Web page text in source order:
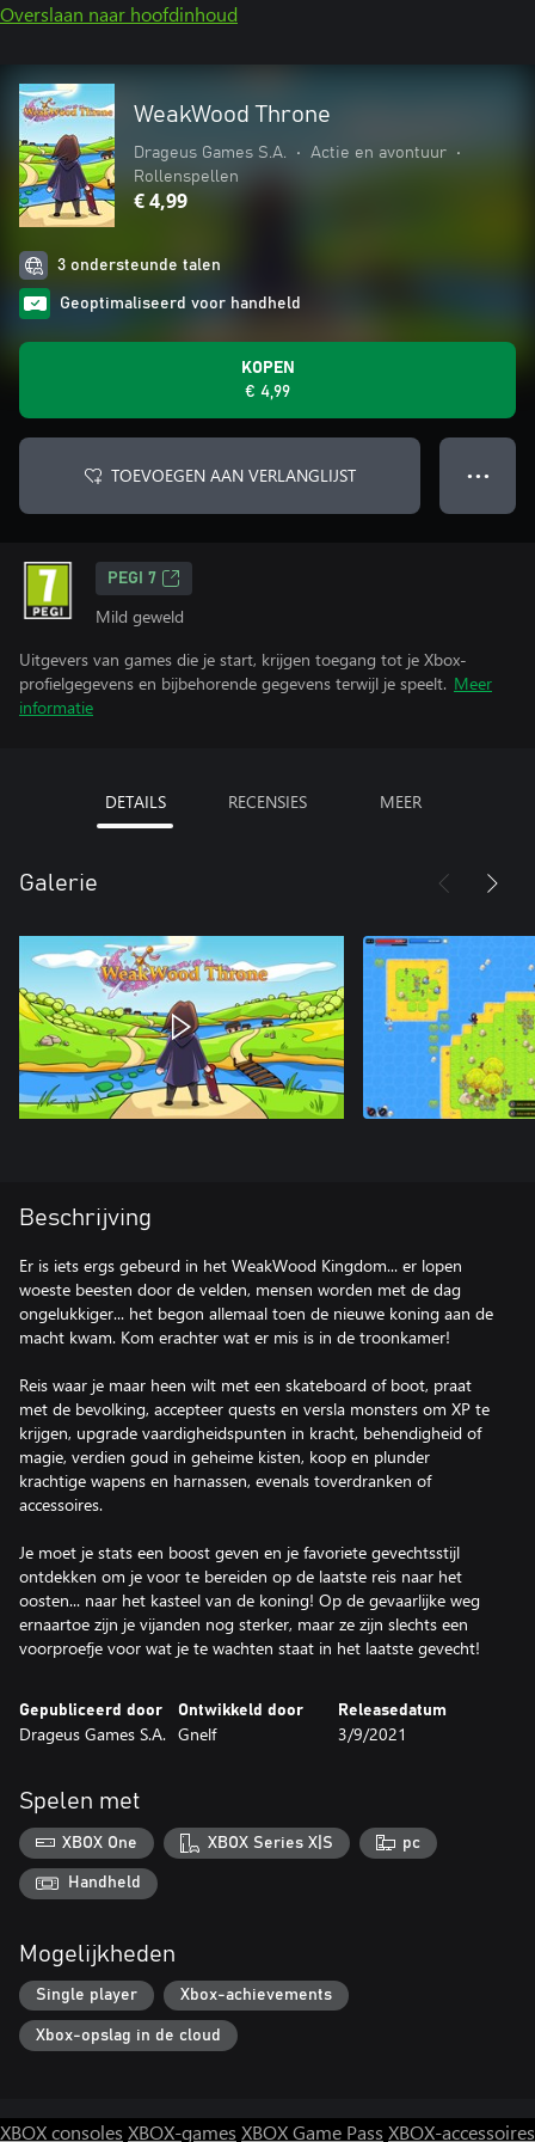
Overslaan naar hoofdinhoud
WeakWood Throne
Drageus Games S.A. • Actie en avontuur
•
Rollenspellen
€ 4,99
3 ondersteunde talen
Geoptimaliseerd voor handheld
KOPEN
€ 4,99
TOEVOEGEN AAN VERLANGLIJST ● ● ●
PEGI 7
Mild geweld
Uitgevers van games die je start, krijgen toegang tot je Xbox-
profielgegevens en bijbehorende gegevens terwijl je speelt. Meer
informatie
DETAILS RECENSIES MEER
Galerie
Beschrijving
Er is iets ergs gebeurd in het WeakWood Kingdom... er lopen
woeste beesten door de velden, mensen worden met de dag
ongelukkiger... het begon allemaal toen de nieuwe koning aan de
macht kwam. Kom erachter wat er mis is in de troonkamer!
Reis waar je maar heen wilt met een skateboard of boot, praat
met de bevolking, accepteer quests en versla monsters om XP te
krijgen, upgrade vaardigheidspunten in kracht, behendigheid of
magie, verdien goud in geheime kisten, koop en plunder
krachtige wapens en harnassen, evenals toverdranken of
accessoires.
Je moet je stats een boost geven en je favoriete gevechtsstijl
ontdekken om je voor te bereiden op de laatste reis naar het
oosten... naar het kasteel van de koning! Op de gevaarlijke weg
ernaartoe zijn je vijanden nog sterker, maar ze zijn slechts een
voorproefje voor wat je te wachten staat in het laatste gevecht!
Gepubliceerd door
Drageus Games S.A.
Ontwikkeld door
Gnelf
Releasedatum
3/9/2021
Spelen met
XBOX One XBOX Series X|S pc
Handheld
Mogelijkheden
Single player Xbox-achievements
Xbox-opslag in de cloud
XBOX consoles XBOX-games XBOX Game Pass XBOX-accessoires